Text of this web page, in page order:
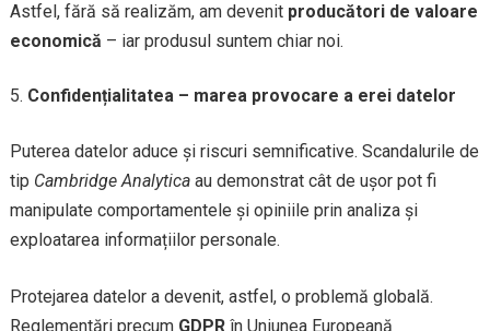
Astfel, fără să realizăm, am devenit producători de valoare
economică – iar produsul suntem chiar noi.
Confidențialitatea – marea provocare a erei datelor
Puterea datelor aduce și riscuri semnificative. Scandalurile de
tip Cambridge Analyticaau demonstrat cât de ușor pot fi
manipulate comportamentele și opiniile prin analiza și
exploatarea informațiilor personale.
Protejarea datelor a devenit, astfel, o problemă globală.
Reglementări precum GDPRîn Uniunea Europeană